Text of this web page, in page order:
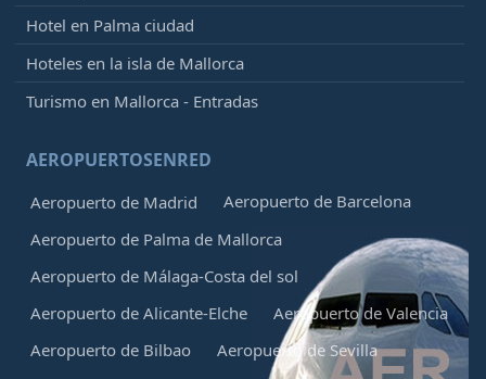
Hotel en Palma ciudad
Hoteles en la isla de Mallorca
Turismo en Mallorca - Entradas
AEROPUERTOSENRED
Aeropuerto de Madrid
Aeropuerto de Barcelona
Aeropuerto de Palma de Mallorca
Aeropuerto de Málaga-Costa del sol
Aeropuerto de Alicante-Elche
Aeropuerto de Valencia
Aeropuerto de Bilbao
Aeropuerto de Sevilla